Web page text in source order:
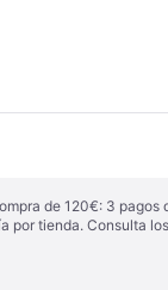
de 120€: 3
por tienda. Consulta